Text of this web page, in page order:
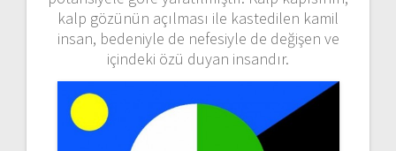
kalp gözünün açılması ile kastedilen kamil
insan, bedeniyle de nefesiyle de değişen ve
içindeki özü duyan insandır.